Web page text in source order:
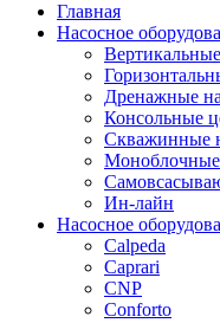
Главная
Насосное
Дренажные
Консольные
Скважинные
Моноблочные
Ин-лайн
Насосное
Calpeda
Caprari
CNP
Conforto